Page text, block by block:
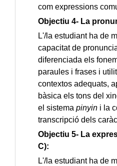
com expressions
Objectiu 4- La
L'/la estudiant ha de
capacitat de
diferenciada els
paraules i frases i
contextos adequats,
bàsica els tons del
el sistema pinyin i la
transcripció dels
Objectiu 5- La
C):
L'/la estudiant ha de